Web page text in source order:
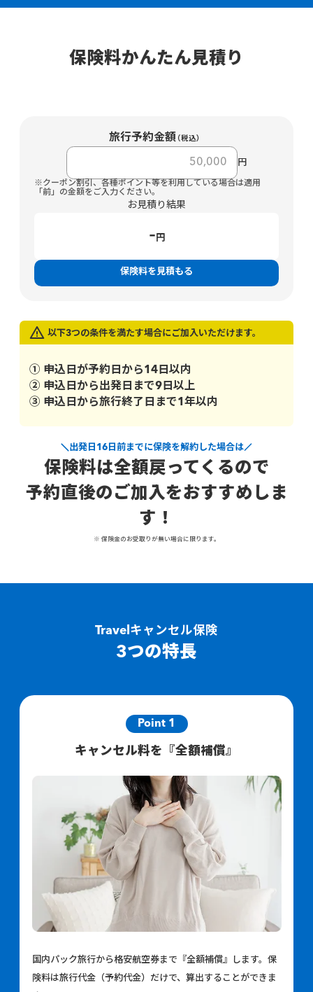
保険料かんたん見積り
旅行予約金額（税込）
円
※クーポン割引、各種ポイント等を利用している場合は適用
「前」の金額をご入力ください。
お見積り結果
- 円
保険料を見積もる
以下3つの条件を満たす場合にご加入いただけます。
① 申込日が予約日から14日以内
② 申込日から出発日まで9日以上
③ 申込日から旅行終了日まで1年以内
出発日16日前までに保険を解約した場合は
保険料は全額戻ってくるので
予約直後のご加入をおすすめしま
す！
※ 保険金のお受取りが無い場合に限ります。
Travelキャンセル保険
3つの特長
Point 1
キャンセル料を『全額補償』
国内パック旅行から格安航空券まで『全額補償』します。保
険料は旅行代金（予約代金）だけで、算出することができま